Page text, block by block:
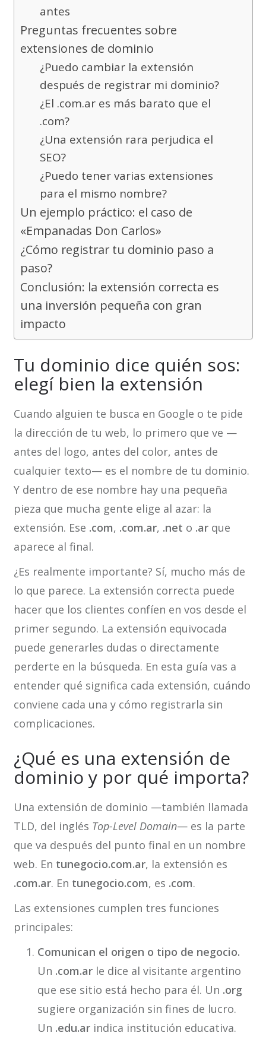
antes
Preguntas frecuentes sobre
extensiones de dominio
¿Puedo cambiar la extensión
después de registrar mi dominio?
¿El .com.ar es más barato que el
.com?
¿Una extensión rara perjudica el
SEO?
¿Puedo tener varias extensiones
para el mismo nombre?
Un ejemplo práctico: el caso de
«Empanadas Don Carlos»
¿Cómo registrar tu dominio paso a
paso?
Conclusión: la extensión correcta es
una inversión pequeña con gran
impacto
Tu dominio dice quién sos:
elegí bien la extensión
Cuando alguien te busca en Google o te pide
la dirección de tu web, lo primero que ve —
antes del logo, antes del color, antes de
cualquier texto— es el nombre de tu dominio.
Y dentro de ese nombre hay una pequeña
pieza que mucha gente elige al azar: la
extensión. Ese .com, .com.ar, .net o .arque
aparece al final.
¿Es realmente importante? Sí, mucho más de
lo que parece. La extensión correcta puede
hacer que los clientes confíen en vos desde el
primer segundo. La extensión equivocada
puede generarles dudas o directamente
perderte en la búsqueda. En esta guía vas a
entender qué significa cada extensión, cuándo
conviene cada una y cómo registrarla sin
complicaciones.
¿Qué es una extensión de
dominio y por qué importa?
Una extensión de dominio —también llamada
TLD, del inglés Top-Level Domain— es la parte
que va después del punto final en un nombre
web. En tunegocio.com.ar, la extensión es
.com.ar. En tunegocio.com, es .com.
Las extensiones cumplen tres funciones
principales:
Comunican el origen o tipo de negocio.
Un .com.arle dice al visitante argentino
que ese sitio está hecho para él. Un .org
sugiere organización sin fines de lucro.
Un .edu.arindica institución educativa.